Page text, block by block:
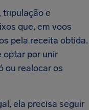
tripulação e
que, em voos
pela receita obtida.
optar por unir
ou realocar os
ela precisa seguir